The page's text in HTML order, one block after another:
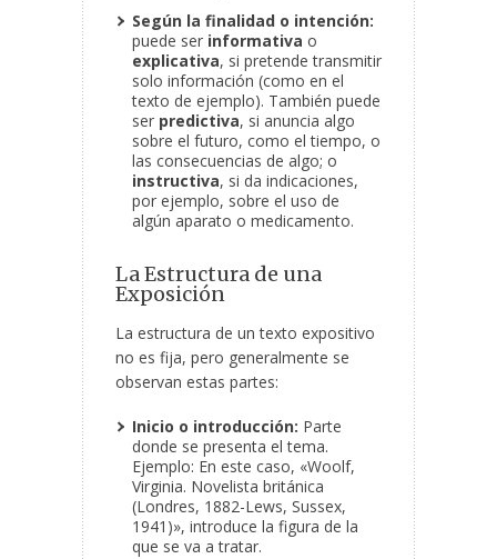
Según la finalidad o intención:
puede ser informativa o
explicativa, si pretende transmitir
solo información (como en el
texto de ejemplo). También puede
ser predictiva, si anuncia algo
sobre el futuro, como el tiempo, o
las consecuencias de algo; o
instructiva, si da indicaciones,
por ejemplo, sobre el uso de
algún aparato o medicamento.
La Estructura de una
Exposición
La estructura de un texto expositivo
no es fija, pero generalmente se
observan estas partes:
Inicio o introducción: Parte
donde se presenta el tema.
Ejemplo: En este caso, «Woolf,
Virginia. Novelista británica
(Londres, 1882-Lews, Sussex,
1941)», introduce la figura de la
que se va a tratar.